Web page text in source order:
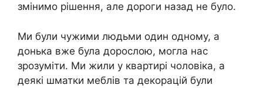
змінимо рішення, але дороги назад не було.
Ми були чужими людьми один одному, а
донька вже була дорослою, могла нас
зрозуміти. Ми жили у квартирі чоловіка, а
деякі шматки меблів та декорацій були